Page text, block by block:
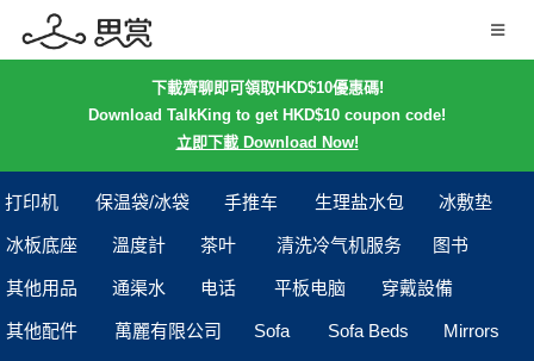
下載齊聊即可領取HKD$10優惠碼!
Download TalkKing to get HKD$10 coupon code!
立即下載 Download Now!
打印机 保温袋/冰袋 手推车 生理盐水包 冰敷垫
冰板底座 溫度計 茶叶 清洗冷气机服务 图书
其他用品 通渠水 电话 平板电脑 穿戴設備
其他配件 萬麗有限公司 Sofa Sofa Beds Mirrors